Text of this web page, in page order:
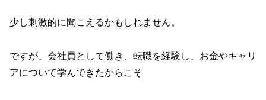
少し刺激的に聞こえるかもしれません。
ですが、会社員として働き、転職を経験し、お金やキャリ
アについて学んできたからこそ